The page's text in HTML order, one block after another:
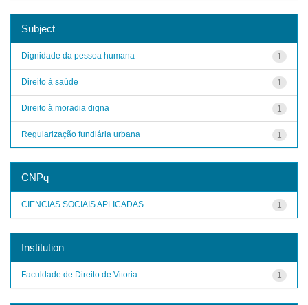
Subject
1
Dignidade da pessoa humana
1
Direito à saúde
1
Direito à moradia digna
1
Regularização fundiária urbana
CNPq
1
CIENCIAS SOCIAIS APLICADAS
Institution
1
Faculdade de Direito de Vitoria